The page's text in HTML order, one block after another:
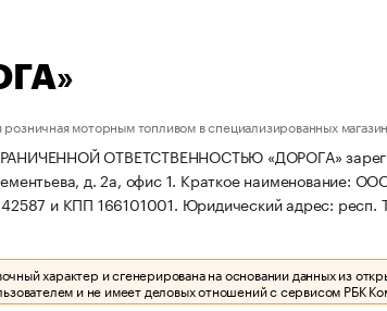
розничная моторным топливом в специализированных
ОТВЕТСТВЕННОСТЬЮ «ДОРОГА»
д. 2а, офис 1. Краткое наименование:
и КПП 166101001. Юридический адрес: респ.
характер и сгенерирована на основании данных из
и не имеет деловых отношений с сервисом РБК